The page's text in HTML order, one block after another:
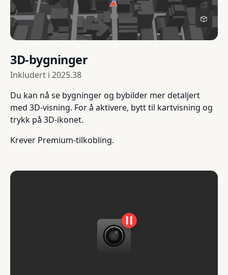
3D-bygninger
Inkludert i 2025.38
Du kan nå se bygninger og bybilder mer detaljert
med 3D-visning. For å aktivere, bytt til kartvisning og
trykk på 3D-ikonet.
Krever Premium-tilkobling.